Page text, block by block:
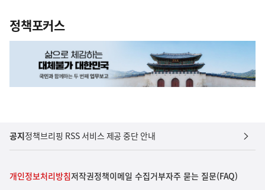
정책포커스
공지정책브리핑 RSS 서비스 제공 중단 안내
개인정보처리방침저작권정책이메일 수집거부자주 묻는 질문(FAQ)